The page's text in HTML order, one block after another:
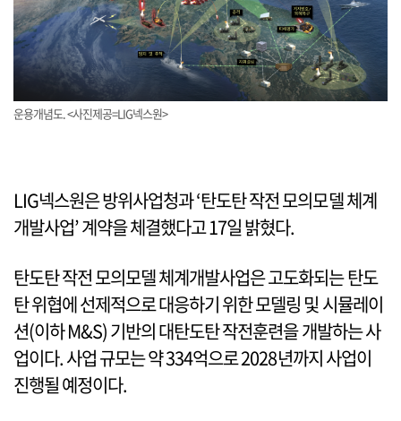
운용개념도. <사진제공=LIG넥스원>
LIG넥스원은 방위사업청과 ‘탄도탄 작전 모의모델 체계
개발사업’ 계약을 체결했다고 17일 밝혔다.
탄도탄 작전 모의모델 체계개발사업은 고도화되는 탄도
탄 위협에 선제적으로 대응하기 위한 모델링 및 시뮬레이
션(이하 M&S) 기반의 대탄도탄 작전훈련을 개발하는 사
업이다. 사업 규모는 약 334억으로 2028년까지 사업이
진행될 예정이다.